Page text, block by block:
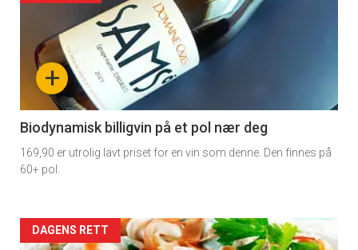
akkurat
nå
4
+
Biodynamisk billigvin på et pol nær deg
169,90 er utrolig lavt priset for en vin som denne. Den finnes på
60+ pol.
Forsiden
DAGENS RETT